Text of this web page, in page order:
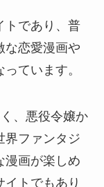
トであり、普
な恋愛漫画や
ています。
、悪役令嬢か
界ファンタジ
漫画が楽しめ
トでもあり